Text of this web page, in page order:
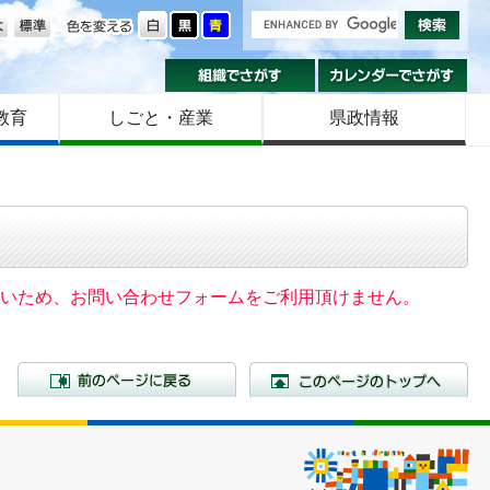
色を変える
大きさ
組織でさがす
育 しごと・産業 県政情報
ため、お問い合わせフォームをご利用頂けません。
前のページに戻る